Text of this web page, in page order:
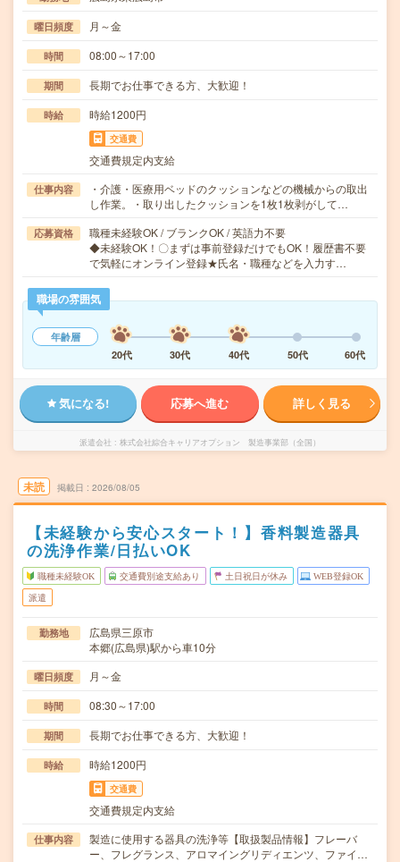
曜日頻度 月～金
時間 08:00～17:00
期間 長期でお仕事できる方、大歓迎！
時給 時給1200円
交通費
交通費規定内支給
仕事内容
・介護・医療用ベッドのクッションなどの機械からの取出
し作業。・取り出したクッションを1枚1枚剥がして…
応募資格
職種未経験OK / ブランクOK / 英語力不要
◆未経験OK！〇まずは事前登録だけでもOK！履歴書不要
で気軽にオンライン登録★氏名・職種などを入力す…
職場の雰囲気
年齢層
20代
30代 40代 50代 60代
気になる! 応募へ進む 詳しく見る
派遣会社 株式会社綜合キャリアオプション 製造事業部（全国）
未読 掲載日 2026/08/05
【未経験から安心スタート！】香料製造器具
の洗浄作業/日払いOK
職種未経験OK 交通費別途支給あり 土日祝日が休み WEB登録OK
派遣
勤務地
広島県三原市
本郷(広島県)駅から車10分
曜日頻度 月～金
時間 08:30～17:00
期間 長期でお仕事できる方、大歓迎！
時給 時給1200円
交通費
交通費規定内支給
仕事内容
製造に使用する器具の洗浄等【取扱製品情報】フレーバ
ー、フレグランス、アロマイングリディエンツ、ファイ…